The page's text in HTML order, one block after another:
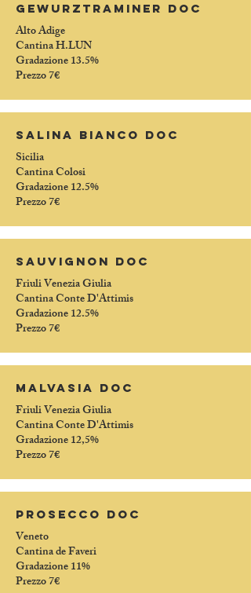
Gewurztraminer Doc
Alto Adige
Cantina H.LUN
Gradazione 13.5%
Prezzo 7€
salina bianco doc
Sicilia
Cantina Colosi
Gradazione 12.5%
Prezzo 7€
sauvignon doc
Friuli Venezia Giulia
Cantina Conte D'Attimis
Gradazione 12.5%
Prezzo 7€
malvasia doc
Friuli Venezia Giulia
Cantina Conte D'Attimis
Gradazione 12,5%
Prezzo 7€
prosecco doc
Veneto
Cantina de Faveri
Gradazione 11%
Prezzo 7€